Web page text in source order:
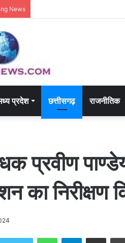
News
प्रदेश छत्तीसगढ़ राजनीतिक
प्रवीण
का निरीक्षण
WhatsAppTelegramShare via Email